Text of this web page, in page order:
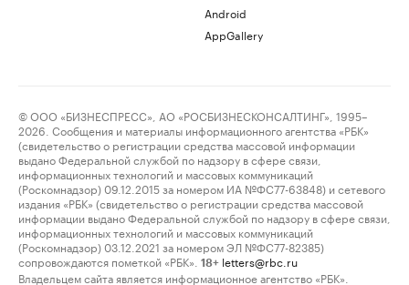
Android
AppGallery
© ООО «БИЗНЕСПРЕСС», АО «РОСБИЗНЕСКОНСАЛТИНГ», 1995–
2026. Сообщения и материалы информационного агентства «РБК»
(свидетельство о регистрации средства массовой информации
выдано Федеральной службой по надзору в сфере связи,
информационных технологий и массовых коммуникаций
(Роскомнадзор) 09.12.2015 за номером ИА №ФС77-63848) и сетевого
издания «РБК» (свидетельство о регистрации средства массовой
информации выдано Федеральной службой по надзору в сфере связи,
информационных технологий и массовых коммуникаций
(Роскомнадзор) 03.12.2021 за номером ЭЛ №ФС77-82385)
сопровождаются пометкой «РБК».
18+ letters@rbc.ru
Владельцем сайта является информационное агентство «РБК».